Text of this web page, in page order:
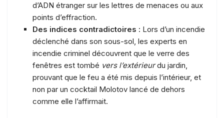
d’ADN étranger sur les lettres de menaces ou aux
points d’effraction.
Des indices contradictoires : Lors d’un incendie
déclenché dans son sous-sol, les experts en
incendie criminel découvrent que le verre des
fenêtres est tombé vers l’extérieurdu jardin,
prouvant que le feu a été mis depuis l’intérieur, et
non par un cocktail Molotov lancé de dehors
comme elle l’affirmait.